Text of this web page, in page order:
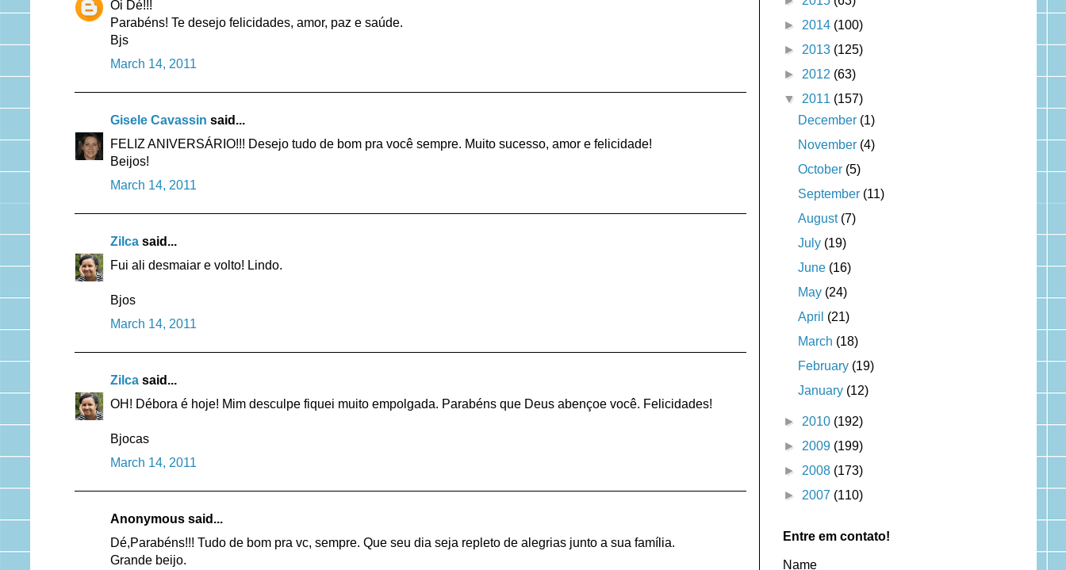
Oi Dé!!!
Parabéns! Te desejo felicidades, amor, paz e saúde.
Bjs
March 14, 2011
Gisele Cavassin said...
FELIZ ANIVERSÁRIO!!! Desejo tudo de bom pra você sempre. Muito sucesso, amor e felicidade!
Beijos!
March 14, 2011
Zilcasaid...
Fui ali desmaiar e volto! Lindo.
Bjos
March 14, 2011
Zilcasaid...
OH! Débora é hoje! Mim desculpe fiquei muito empolgada. Parabéns que Deus abençoe você. Felicidades!
Bjocas
March 14, 2011
Anonymous said...
Dé,Parabéns!!! Tudo de bom pra vc, sempre. Que seu dia seja repleto de alegrias junto a sua família.
Grande beijo.
► 2014 (100)
► 2013 (125)
► 2012 (63)
▼ 2011 (157)
December (1)
November (4)
October (5)
September (11)
August (7)
July (19)
June (16)
May (24)
April (21)
March (18)
February (19)
January (12)
► 2010 (192)
► 2009 (199)
► 2008 (173)
► 2007 (110)
Entre em contato!
Name